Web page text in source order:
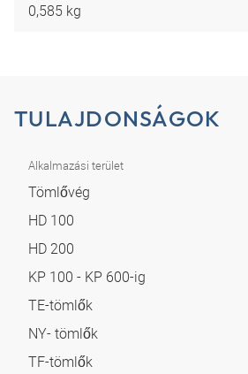
0,585 kg
TULAJDONSÁGOK
Alkalmazási terület
Tömlővég
HD 100
HD 200
KP 100 - KP 600-ig
TE-tömlők
NY- tömlők
TF-tömlők